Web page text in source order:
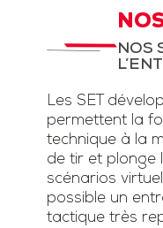
NOS
Les SET
permettent la
technique à la
de tir et plonge
scénarios
possible un
tactique très